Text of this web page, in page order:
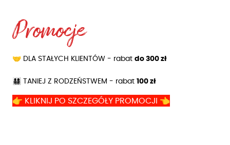
Promocje
🤝 DLA STAŁYCH KLIENTÓW - rabat do 300 zł
👨‍👩‍👧‍👦 TANIEJ Z RODZEŃSTWEM - rabat 100 zł
👉 KLIKNIJ PO SZCZEGÓŁY PROMOCJI 👈